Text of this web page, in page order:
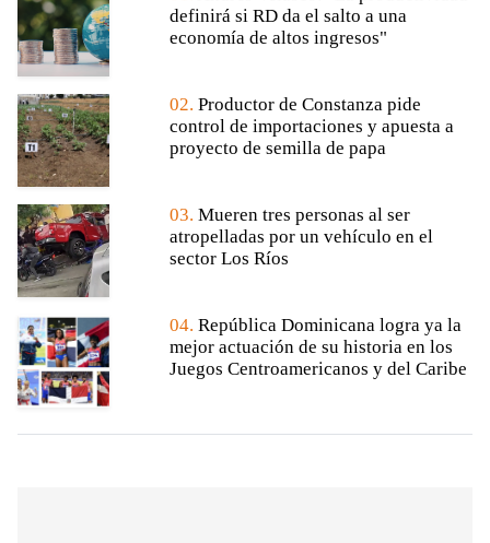
definirá si RD da el salto a una
economía de altos ingresos"
02. Productor de Constanza pide
control de importaciones y apuesta a
proyecto de semilla de papa
03. Mueren tres personas al ser
atropelladas por un vehículo en el
sector Los Ríos
04. República Dominicana logra ya la
mejor actuación de su historia en los
Juegos Centroamericanos y del Caribe